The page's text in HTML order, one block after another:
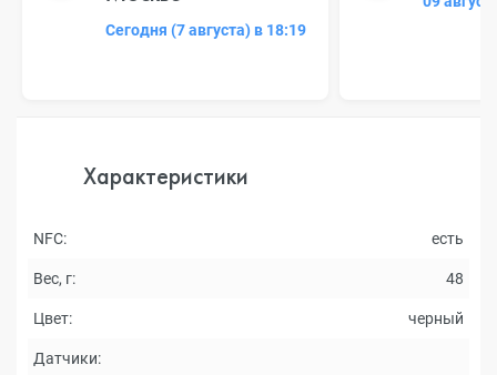
Сегодня (7 августа) в 18:19
Характеристики
NFC: есть
Вес, г: 48
Цвет: черный
Датчики: